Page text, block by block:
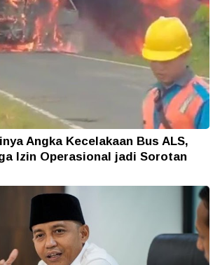
Angka Kecelakaan Bus ALS,
Izin Operasional jadi Sorotan